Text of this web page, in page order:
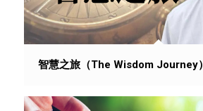
智慧之旅（The Wisdom Journey）